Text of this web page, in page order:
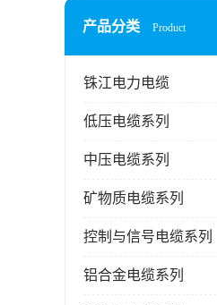
产品分类 Product
铢江电力电缆
低压电缆系列
中压电缆系列
矿物质电缆系列
控制与信号电缆系列
铝合金电缆系列